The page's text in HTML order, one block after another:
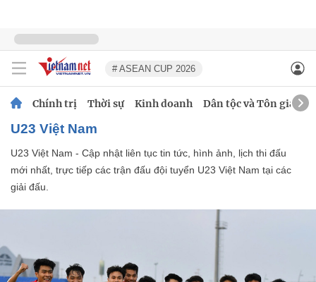
# ASEAN CUP 2026
Chính trị Thời sự Kinh doanh Dân tộc và Tôn giáo
U23 Việt Nam
U23 Việt Nam - Cập nhật liên tục tin tức, hình ảnh, lịch thi đấu
mới nhất, trực tiếp các trận đấu đội tuyển U23 Việt Nam tại các
giải đấu.